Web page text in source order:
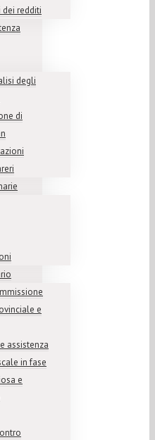
dei redditi
degli
di
e
assistenza
in fase
e